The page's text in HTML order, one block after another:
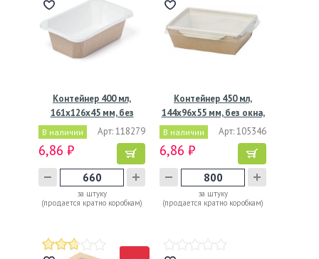
Контейнер 400 мл,
161х126х45 мм, без
окна,…
В наличии Арт: 118279
6,86 ₽
за штуку
(продается кратно коробкам)
Контейнер 450 мл,
144х96х55 мм, без окна,
В наличии Арт: 105346
6,86 ₽
за штуку
(продается кратно коробкам)